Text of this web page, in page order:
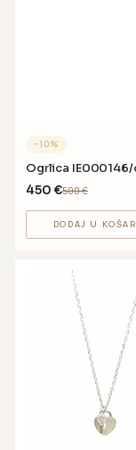
−10%
Ogrlica
450 €500€
DODAJ U